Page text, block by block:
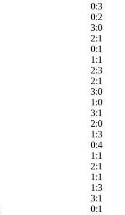
0:3
0:2
3:0
2:1
0:1
1:1
2:3
2:1
3:0
1:0
3:1
2:0
1:3
0:4
1:1
2:1
1:1
1:3
3:1
0:1